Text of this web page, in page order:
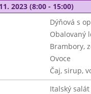
2023 (8:00 - 15:00)
Dýňová s
Obalovaný
Brambory,
Ovoce
Čaj, sirup,
Italský